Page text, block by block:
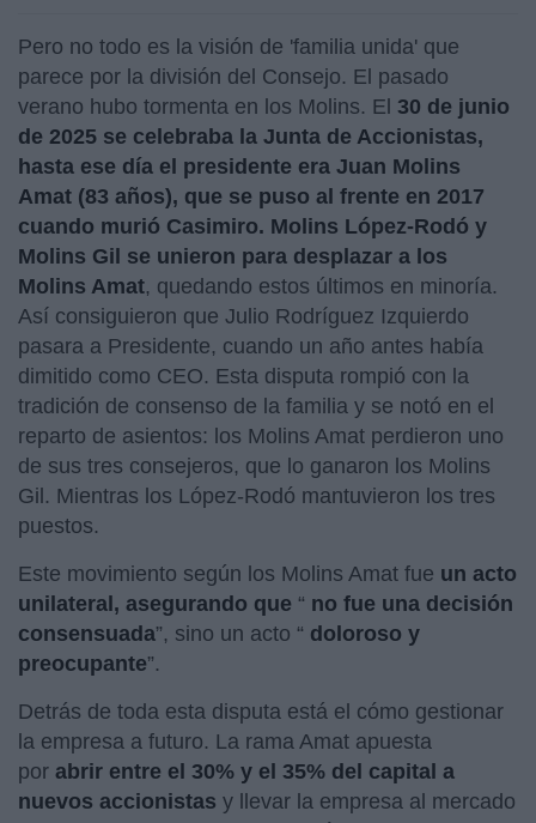
Pero no todo es la visión de 'familia unida' que
parece por la división del Consejo. El pasado
verano hubo tormenta en los Molins. El 30 de junio
de 2025 se celebraba la Junta de Accionistas,
hasta ese día el presidente era Juan Molins
Amat (83 años), que se puso al frente en 2017
cuando murió Casimiro. Molins López-Rodó y
Molins Gil se unieron para desplazar a los
Molins Amat, quedando estos últimos en minoría.
Así consiguieron que Julio Rodríguez Izquierdo
pasara a Presidente, cuando un año antes había
dimitido como CEO. Esta disputa rompió con la
tradición de consenso de la familia y se notó en el
reparto de asientos: los Molins Amat perdieron uno
de sus tres consejeros, que lo ganaron los Molins
Gil. Mientras los López-Rodó mantuvieron los tres
puestos.
Este movimiento según los Molins Amat fue un acto
unilateral, asegurando que “ no fue una decisión
consensuada”, sino un acto “ doloroso y
preocupante”.
Detrás de toda esta disputa está el cómo gestionar
la empresa a futuro. La rama Amat apuesta
por abrir entre el 30% y el 35% del capital a
nuevos accionistas y llevar la empresa al mercado